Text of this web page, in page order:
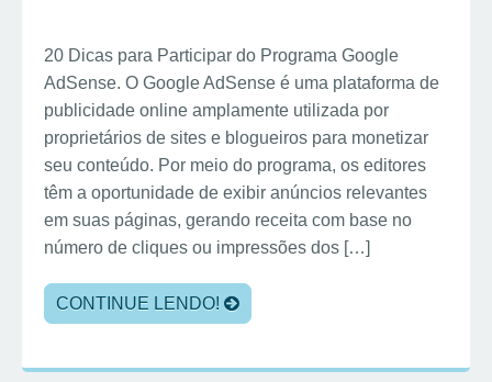
20 Dicas para Participar do Programa Google
AdSense. O Google AdSense é uma plataforma de
publicidade online amplamente utilizada por
proprietários de sites e blogueiros para monetizar
seu conteúdo. Por meio do programa, os editores
têm a oportunidade de exibir anúncios relevantes
em suas páginas, gerando receita com base no
número de cliques ou impressões dos […]
CONTINUE LENDO!